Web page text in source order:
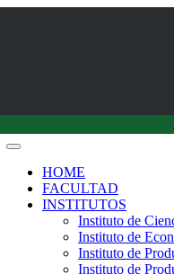
HOME
FACULTAD
INSTITUTOS
Instituto de
Instituto de
Instituto de
Instituto de